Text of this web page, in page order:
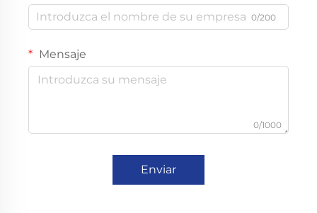
0/200
Mensaje
0/1000
Enviar